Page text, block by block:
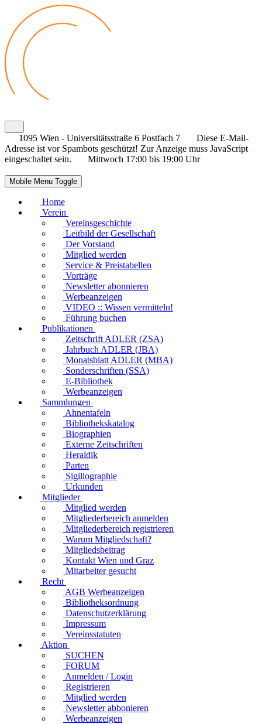
1095 Wien - Universitätsstraße 6 Postfach 7
Diese E-Mail-
Adresse ist vor Spambots geschützt! Zur Anzeige muss JavaScript
eingeschaltet sein.
Mittwoch 17:00 bis 19:00 Uhr
Mobile Menu Toggle
Home
Verein
Vereinsgeschichte
Leitbild der Gesellschaft
Der Vorstand
Mitglied werden
Service & Preistabellen
Vorträge
Newsletter abonnieren
Werbeanzeigen
VIDEO :: Wissen vermitteln!
Führung buchen
Publikationen
Zeitschrift ADLER (ZSA)
Jahrbuch ADLER (JBA)
Monatsblatt ADLER (MBA)
Sonderschriften (SSA)
E-Bibliothek
Werbeanzeigen
Sammlungen
Ahnentafeln
Bibliothekskatalog
Biographien
Externe Zeitschriften
Heraldik
Parten
Sigillographie
Urkunden
Mitglieder
Mitglied werden
Mitgliederbereich anmelden
Mitgliederbereich registrieren
Warum Mitgliedschaft?
Mitgliedsbeitrag
Kontakt Wien und Graz
Mitarbeiter gesucht
Recht
AGB Werbeanzeigen
Bibliotheksordnung
Datenschutzerklärung
Impressum
Vereinsstatuten
Aktion
SUCHEN
FORUM
Anmelden / Login
Registrieren
Mitglied werden
Newsletter abbonieren
Werbeanzeigen